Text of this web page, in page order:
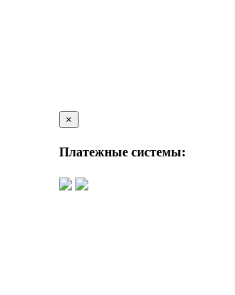
×
Платежные системы: